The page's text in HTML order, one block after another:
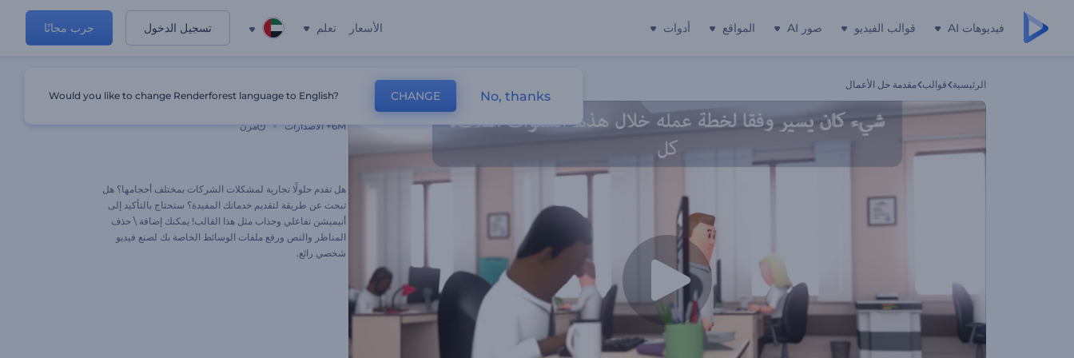
فيديوهات AI قوالب الفيديو صور AI المواقع أدوات الأسعار تعلم تسجيل الدخول جرب مجانًا
الرئيسية قوالب مقدمة حل الأعمال
6M+ الاصدارات مرن
هل تقدم حلولًا تجارية لمشكلات الشركات بمختلف أحجامها؟ هل
تبحث عن طريقة لتقديم خدماتك المفيدة؟ ستحتاج بالتأكيد إلى
أنيميشن تفاعلي وجذاب مثل هذا القالب! يمكنك إضافة \ حذف
المناظر والنص ورفع ملفات الوسائط الخاصة بك لصنع فيديو
شخصي رائع.
Would you like to change Renderforest language to English? CHANGE No, thanks